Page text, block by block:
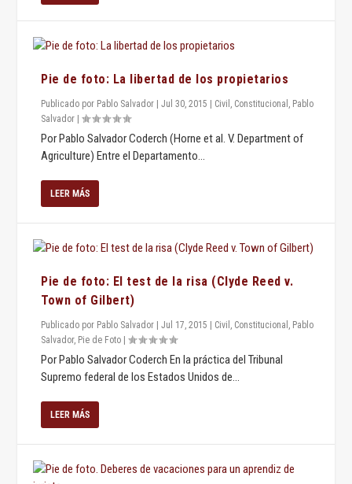
Pie de foto: La libertad de los propietarios
Publicado por Pablo Salvador |Jul 30, 2015 Civil , Constitucional , Pablo
Salvador |
Por Pablo Salvador Coderch (Horne et al. V. Department of
Agriculture) Entre el Departamento...
LEER MÁS
Pie de foto: El test de la risa (Clyde Reed v.
Town of Gilbert)
Publicado por Pablo Salvador |Jul 17, 2015 Civil , Constitucional , Pablo
Salvador, Pie de Foto |
Por Pablo Salvador Coderch En la práctica del Tribunal
Supremo federal de los Estados Unidos de...
LEER MÁS